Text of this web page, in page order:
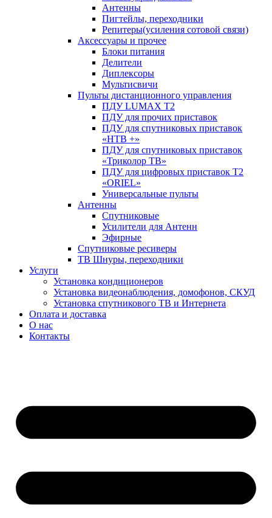
Антенны
Пигтейлы, переходники
Репитеры(усиления сотовой связи)
Аксессуары и прочее
Блоки питания
Делители
Диплексоры
Мультисвичи
Пульты дистанционного управления
ПДУ LUMAX Т2
ПДУ для прочих приставок
ПДУ для спутниковых приставок
«НТВ +»
ПДУ для спутниковых приставок
«Триколор ТВ»
ПДУ для цифровых приставок Т2
«ORIEL»
Универсальные пульты
Антенны
Спутниковые
Усилители для Антенн
Эфирные
Спутниковые ресиверы
ТВ Шнуры, переходники
Услуги
Установка кондиционеров
Установка видеонаблюдения, домофонов, СКУД
Установка спутникового ТВ и Интернета
Оплата и доставка
О нас
Контакты